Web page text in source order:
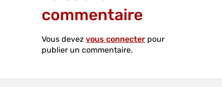
commentaire
Vous devez vous connecter pour
publier un commentaire.